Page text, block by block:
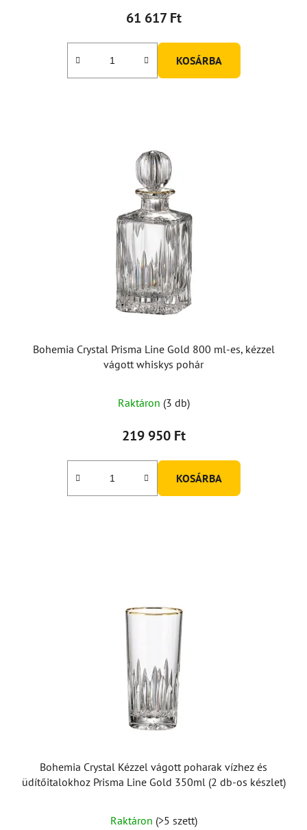
61 617 Ft
KOSÁRBA
Bohemia Crystal Prisma Line Gold 800 ml-es, kézzel
vágott whiskys pohár
Raktáron (3 db)
219 950 Ft
KOSÁRBA
Bohemia Crystal Kézzel vágott poharak vízhez és
üdítőitalokhoz Prisma Line Gold 350ml (2 db-os készlet)
Raktáron (>5 szett)